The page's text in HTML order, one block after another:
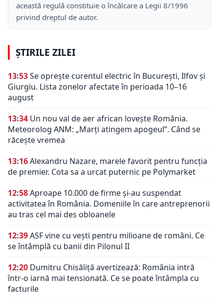
această regulă constituie o încălcare a Legii 8/1996
privind dreptul de autor.
ȘTIRILE ZILEI
13:53Se oprește curentul electric în București, Ilfov și
Giurgiu. Lista zonelor afectate în perioada 10–16
august
13:34 Un nou val de aer african lovește România.
Meteorolog ANM: „Marți atingem apogeul”. Când se
răcește vremea
13:16Alexandru Nazare, marele favorit pentru funcția
de premier. Cota sa a urcat puternic pe Polymarket
12:58Aproape 10.000 de firme și-au suspendat
activitatea în România. Domeniile în care antreprenorii
au tras cel mai des obloanele
12:39ASF vine cu vești pentru milioane de români. Ce
se întâmplă cu banii din Pilonul II
12:20 Dumitru Chisăliță avertizează: România intră
într-o iarnă mai tensionată. Ce se poate întâmpla cu
facturile